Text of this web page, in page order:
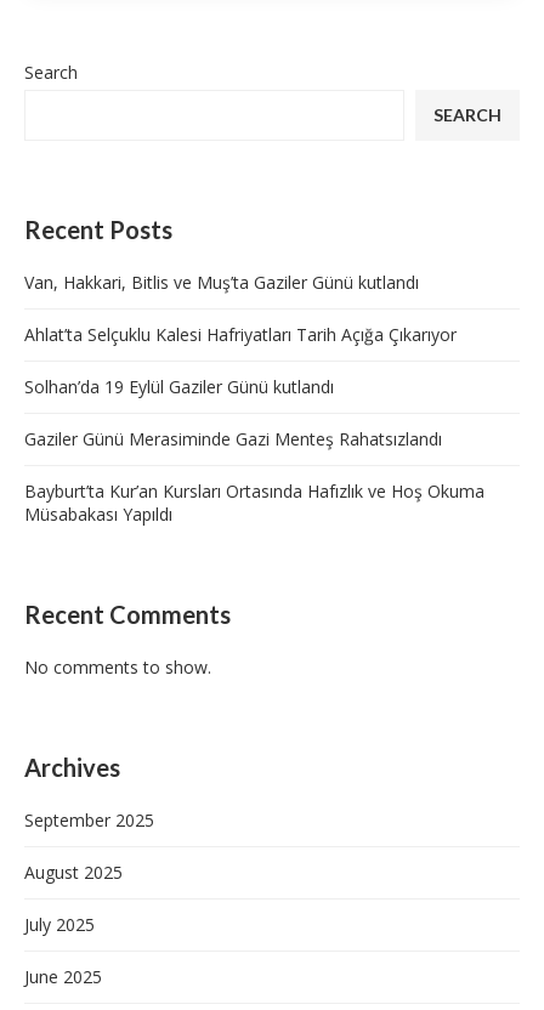
Search
SEARCH
Recent Posts
Van, Hakkari, Bitlis ve Muş’ta Gaziler Günü kutlandı
Ahlat’ta Selçuklu Kalesi Hafriyatları Tarih Açığa Çıkarıyor
Solhan’da 19 Eylül Gaziler Günü kutlandı
Gaziler Günü Merasiminde Gazi Menteş Rahatsızlandı
Bayburt’ta Kur’an Kursları Ortasında Hafızlık ve Hoş Okuma
Müsabakası Yapıldı
Recent Comments
No comments to show.
Archives
September 2025
August 2025
July 2025
June 2025